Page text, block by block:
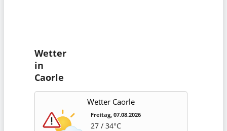
Wetter
in
Caorle
Wetter Caorle
Freitag, 07.08.2026
27 / 34°C